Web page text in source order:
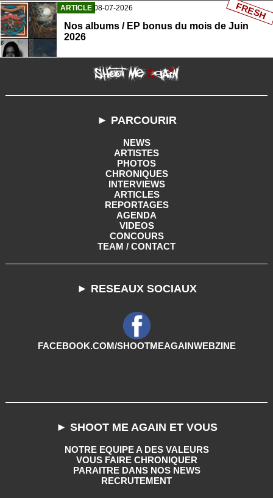
ARTICLE 08-07-2026
Nos albums / EP bonus du mois de Juin
2026
FRESH
► PARCOURIR
NEWS
ARTISTES
PHOTOS
CHRONIQUES
INTERVIEWS
ARTICLES
REPORTAGES
AGENDA
VIDEOS
CONCOURS
TEAM / CONTACT
► RESEAUX SOCIAUX
FACEBOOK.COM/SHOOTMEAGAINWEBZINE
► SHOOT ME AGAIN ET VOUS
NOTRE EQUIPE A DES VALEURS
VOUS FAIRE CHRONIQUER
PARAITRE DANS NOS NEWS
RECRUTEMENT